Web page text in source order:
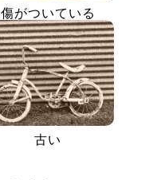
傷がついている
古い